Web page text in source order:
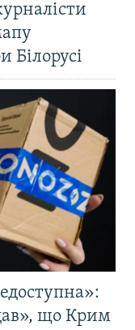
Білорусі
що Крим